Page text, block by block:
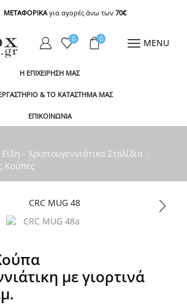
ΜΕΤΑΦΟΡΙΚΑγια αγορές άνω των 70€
0 0 MENU
Η ΕΠΙΧΕΙΡΗΣΗ ΜΑΣ
& ΤΟ ΚΑΤΑΣΤΗΜΑ ΜΑΣ
ΕΠΙΚΟΙΝΩΝΙΑ
- Χριστουγεννιάτικα Στολίδια
Κούπες
με γιορτινά